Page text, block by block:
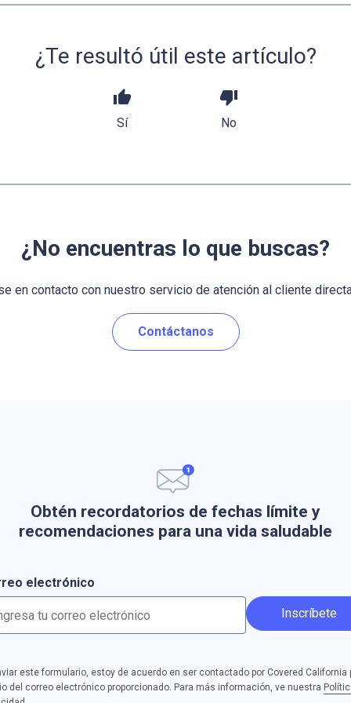
¿Te resultó útil este artículo?
thumb_up
Sí
thumb_down
No
¿No encuentras lo que buscas?
en contacto con nuestro servicio de atención al cliente
Contáctanos
Obtén recordatorios de fechas límite y
recomendaciones para una vida saludable
electrónico
Inscríbete
este formulario, estoy de acuerdo en ser contactado por Covered California
del correo electrónico proporcionado. Para más información, ve nuestra